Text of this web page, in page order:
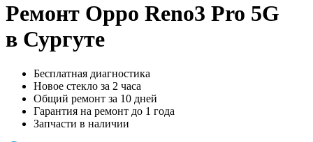
Ремонт Oppo Reno3 Pro 5G
в Сургуте
Бесплатная диагностика
Новое стекло за 2 часа
Общий ремонт за 10 дней
Гарантия на ремонт до 1 года
Запчасти в наличии